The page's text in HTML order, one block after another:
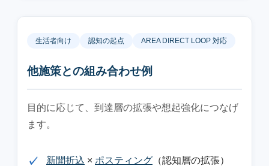
生活者向け 認知の起点 AREA DIRECT LOOP 対応
他施策との組み合わせ例
目的に応じて、到達層の拡張や想起強化につなげ
ます。
新聞折込 × ポスティング （認知層の拡張）